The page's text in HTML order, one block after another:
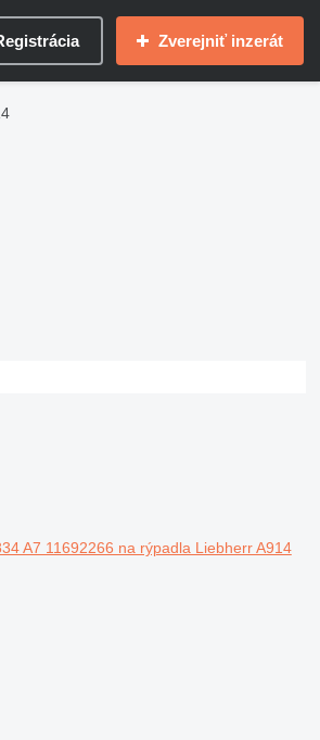
Zverejniť inzerát
A7 11692266 na rýpadla Liebherr A914